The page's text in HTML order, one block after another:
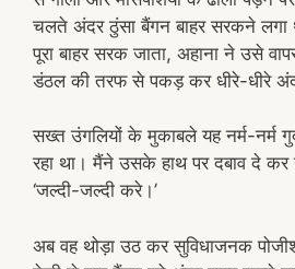
चलते अंदर ठुंसा बैंगन बाहर सरकने
पूरा बाहर सरक जाता, अहाना ने उसे
डंठल की तरफ से पकड़ कर धीरे-धीरे
सख्त उंगलियों के मुकाबले यह नर्म-नर्म
रहा था। मैंने उसके हाथ पर दबाव दे कर
‘जल्दी-जल्दी करे।’
अब वह थोड़ा उठ कर सुविधाजनक